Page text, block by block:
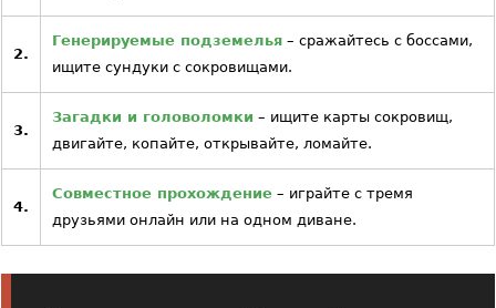
2.
Генерируемые подземелья – сражайтесь с боссами,
ищите сундуки с сокровищами.
3.
Загадки и головоломки – ищите карты сокровищ,
двигайте, копайте, открывайте, ломайте.
4.
Совместное прохождение – играйте с тремя
друзьями онлайн или на одном диване.